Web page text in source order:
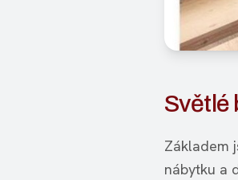
Světlé
Základem
nábytku a